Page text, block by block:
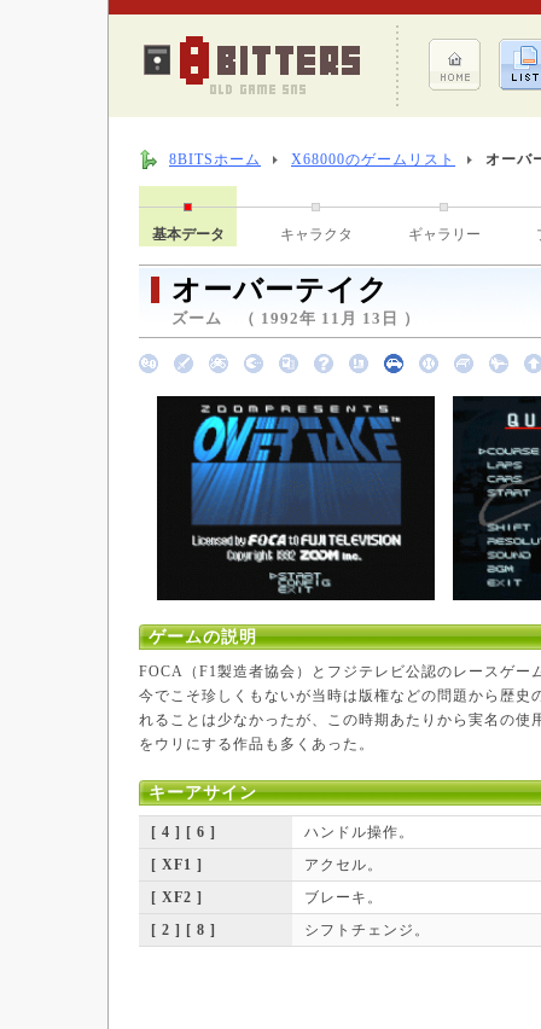
8BITSホーム X68000のゲームリスト オーバ
基本データ キャラクタ ギャラリー
オーバーテイク
ズーム （ 1992年 11月 13日 ）
ゲームの説明
FOCA（F1製造者協会）とフジテレビ公認のレースゲー
今でこそ珍しくもないが当時は版権などの問題から歴史
れることは少なかったが、この時期あたりから実名の使
をウリにする作品も多くあった。
キーアサイン
[ 4 ] [ 6 ]
ハンドル操作。
[ XF1 ]
アクセル。
[ XF2 ]
ブレーキ。
[ 2 ] [ 8 ]
シフトチェンジ。